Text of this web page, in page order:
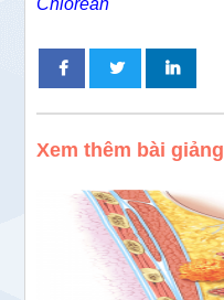
Chiorean
Xem thêm bài giảng